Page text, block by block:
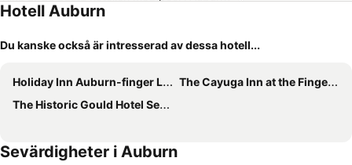
Hotell Auburn
Du kanske också är intresserad av dessa hotell...
Holiday Inn Auburn-finger Lakes Region By Ihg
The Cayuga Inn at the Finger Lakes
The Historic Gould Hotel Seneca Falls, an Ascend Collection Hotel
Sevärdigheter i Auburn